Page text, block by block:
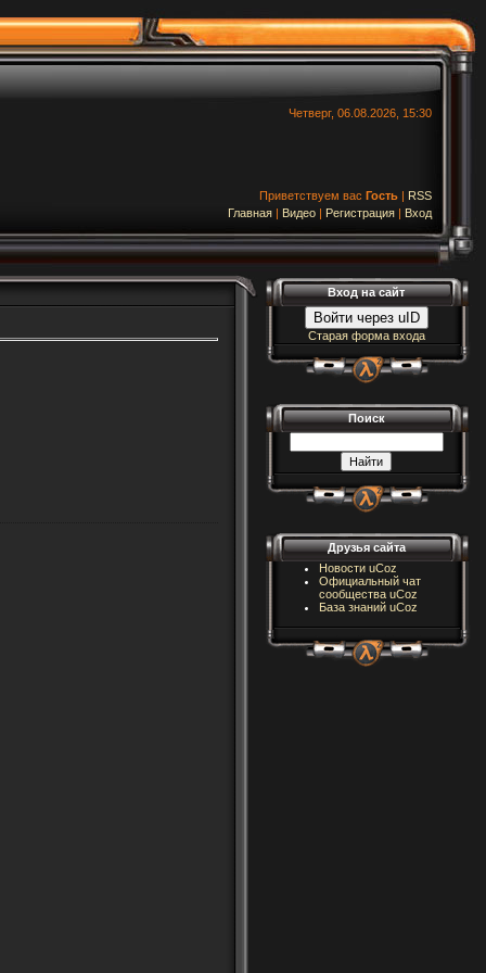
Четверг, 06.08.2026, 15:30
Приветствуем вас Гость | RSS
Главная | Видео | Регистрация | Вход
Вход на сайт
Войти через uID
Старая форма входа
Поиск
Друзья сайта
Новости uCoz
Официальный чат
сообщества uCoz
База знаний uCoz